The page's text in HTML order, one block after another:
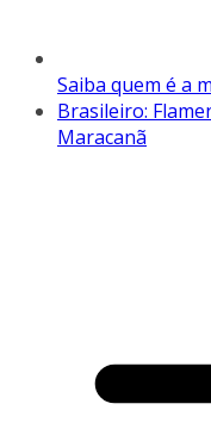
Saiba quem é a
Brasileiro:
Maracanã